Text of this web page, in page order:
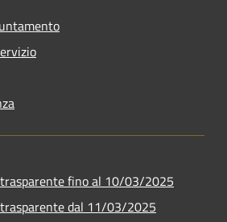
fino al 10/03/2025
dal 11/03/2025